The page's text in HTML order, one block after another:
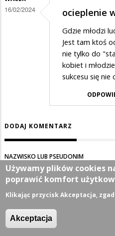
16/02/2024 ocieplenie
Gdzie młodzi
Jest tam ktoś
nie tylko do
kobiet i
sukcesu się nie
DODAJ KOMENTARZ
NAZWISKO LUB PSEUDONIM
TEMAT
Używamy plików cookies
poprawić komfort
Klikając przycisk Akceptacja,
Akceptacja